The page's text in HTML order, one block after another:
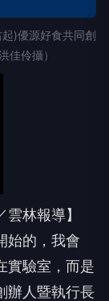
)優源好食共同創
佳伶攝）
林報導】
始的，我會
實驗室，而是
辦人暨執行長